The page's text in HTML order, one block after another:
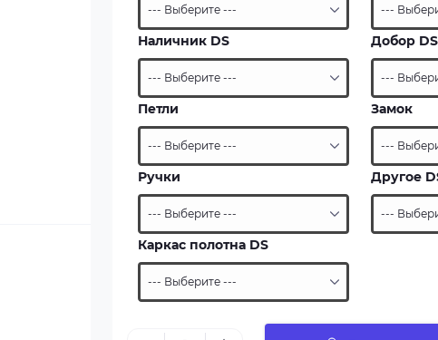
Наличник DS Добор DS
Петли Замок
Ручки Другое
Каркас полотна DS